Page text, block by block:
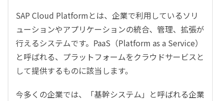
SAP Cloud Platformとは、企業で利用しているソリ
ューションやアプリケーションの統合、管理、拡張が
行えるシステムです。PaaS（Platform as a Service）
と呼ばれる、プラットフォームをクラウドサービスと
して提供するものに該当します。
今多くの企業では、「基幹システム」と呼ばれる企業